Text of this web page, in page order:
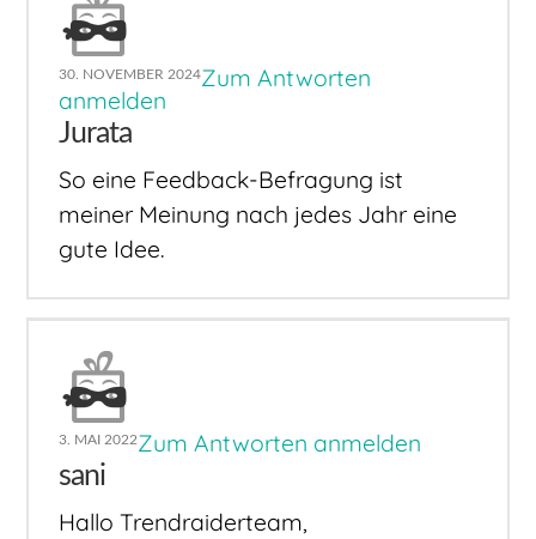
30. NOVEMBER 2024Zum Antworten
anmelden
Jurata
So eine Feedback-Befragung ist
meiner Meinung nach jedes Jahr eine
gute Idee.
3. MAI 2022Zum Antworten anmelden
sani
Hallo Trendraiderteam,